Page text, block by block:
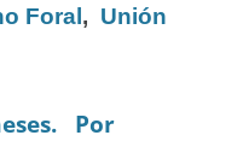
Foral , Unión
Por